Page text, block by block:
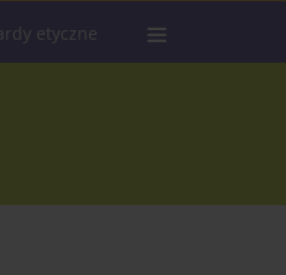
etyczne